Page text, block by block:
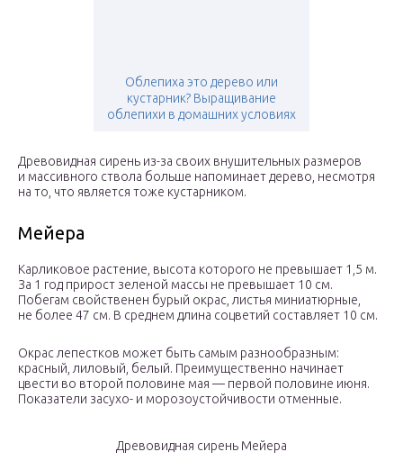
Облепиха это дерево или
кустарник? Выращивание
облепихи в домашних условиях
Древовидная сирень из-за своих внушительных размеров
и массивного ствола больше напоминает дерево, несмотря
на то, что является тоже кустарником.
Мейера
Карликовое растение, высота которого не превышает 1,5 м.
За 1 год прирост зеленой массы не превышает 10 см.
Побегам свойственен бурый окрас, листья миниатюрные,
не более 47 см. В среднем длина соцветий составляет 10 см.
Окрас лепестков может быть самым разнообразным:
красный, лиловый, белый. Преимущественно начинает
цвести во второй половине мая — первой половине июня.
Показатели засухо- и морозоустойчивости отменные.
Древовидная сирень Мейера